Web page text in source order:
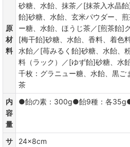
原
材
料
砂糖、水飴、抹茶／[抹茶入水晶
飴]砂糖、水飴、玄米パウダー、
ー糖、水飴、ほうじ茶／[煎茶飴]
[梅干飴]砂糖、水飴、香料、着色
水飴／[苺みるく飴]砂糖、水飴、
料（ラック）／[ゆず飴]砂糖、水
千枚：グラニュー糖、水飴、黒ご
茶
内
容
量
●飴の素：300g●飴9種：各
サ
24×8cm